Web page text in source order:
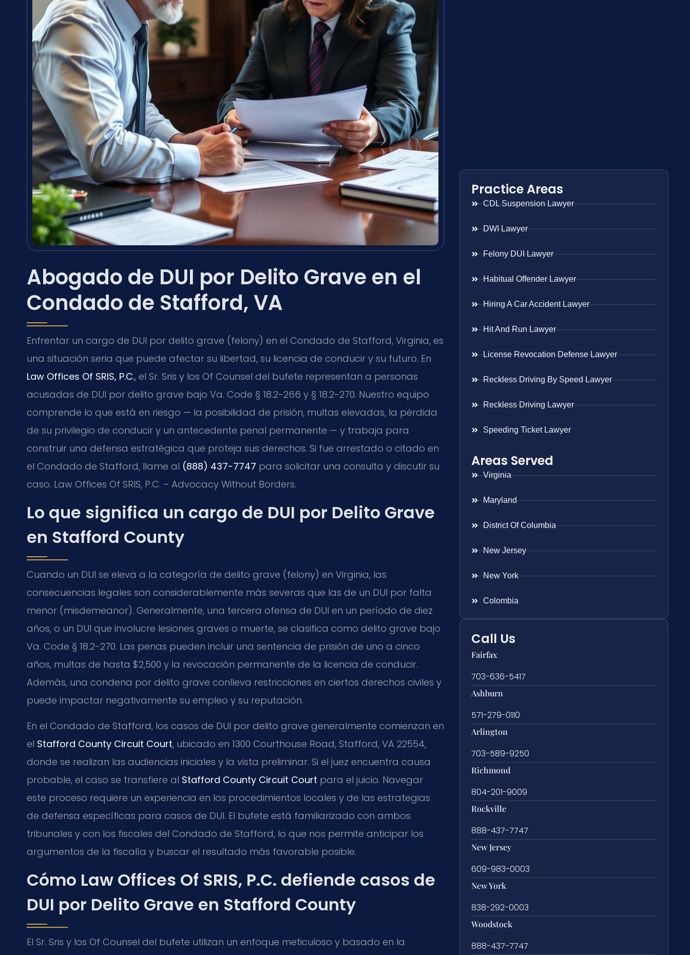
Abogado de DUI por Delito Grave en el
Condado de Stafford, VA
Enfrentar un cargo de DUI por delito grave (felony) en el Condado de Stafford, Virginia, es
una situación seria que puede afectar su libertad, su licencia de conducir y su futuro. En
Law Offices Of SRIS, P.C., el Sr. Sris y los Of Counsel del bufete representan a personas
acusadas de DUI por delito grave bajo Va. Code § 18.2-266 y § 18.2-270. Nuestro equipo
comprende lo que está en riesgo — la posibilidad de prisión, multas elevadas, la pérdida
de su privilegio de conducir y un antecedente penal permanente — y trabaja para
construir una defensa estratégica que proteja sus derechos. Si fue arrestado o citado en
el Condado de Stafford, llame al (888) 437-7747 para solicitar una consulta y discutir su
caso. Law Offices Of SRIS, P.C. – Advocacy Without Borders.
Lo que significa un cargo de DUI por Delito Grave
en Stafford County
Cuando un DUI se eleva a la categoría de delito grave (felony) en Virginia, las
consecuencias legales son considerablemente más severas que las de un DUI por falta
menor (misdemeanor). Generalmente, una tercera ofensa de DUI en un período de diez
años, o un DUI que involucre lesiones graves o muerte, se clasifica como delito grave bajo
Va. Code § 18.2-270. Las penas pueden incluir una sentencia de prisión de uno a cinco
años, multas de hasta $2,500 y la revocación permanente de la licencia de conducir.
Además, una condena por delito grave conlleva restricciones en ciertos derechos civiles y
puede impactar negativamente su empleo y su reputación.
En el Condado de Stafford, los casos de DUI por delito grave generalmente comienzan en
el Stafford County Circuit Court, ubicado en 1300 Courthouse Road, Stafford, VA 22554,
donde se realizan las audiencias iniciales y la vista preliminar. Si el juez encuentra causa
probable, el caso se transfiere al Stafford County Circuit Court para el juicio. Navegar
este proceso requiere un experiencia en los procedimientos locales y de las estrategias
de defensa específicas para casos de DUI. El bufete está familiarizado con ambos
tribunales y con los fiscales del Condado de Stafford, lo que nos permite anticipar los
argumentos de la fiscalía y buscar el resultado más favorable posible.
Cómo Law Offices Of SRIS, P.C. defiende casos de
DUI por Delito Grave en Stafford County
El Sr. Sris y los Of Counsel del bufete utilizan un enfoque meticuloso y basado en la
Practice Areas
CDL Suspension Lawyer
DWI Lawyer
Felony DUI Lawyer
Habitual Offender Lawyer
Hiring A Car Accident Lawyer
Hit And Run Lawyer
License Revocation Defense Lawyer
Reckless Driving By Speed Lawyer
Reckless Driving Lawyer
Speeding Ticket Lawyer
Areas Served
Virginia
Maryland
District Of Columbia
New Jersey
New York
Colombia
Call Us
Fairfax
703-636-5417
Ashburn
571-279-0110
Arlington
703-589-9250
Richmond
804-201-9009
Rockville
888-437-7747
New Jersey
609-983-0003
New York
838-292-0003
Woodstock
888-437-7747